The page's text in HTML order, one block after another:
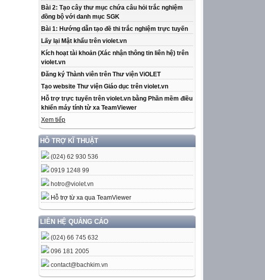
Bài 2: Tạo cây thư mục chứa câu hỏi trắc nghiệm
đồng bộ với danh mục SGK
Bài 1: Hướng dẫn tạo đề thi trắc nghiệm trực tuyến
Lấy lại Mật khẩu trên violet.vn
Kích hoạt tài khoản (Xác nhận thông tin liên hệ) trên
violet.vn
Đăng ký Thành viên trên Thư viện ViOLET
Tạo website Thư viện Giáo dục trên violet.vn
Hỗ trợ trực tuyến trên violet.vn bằng Phần mềm điều
khiển máy tính từ xa TeamViewer
Xem tiếp
HỖ TRỢ KĨ THUẬT
(024) 62 930 536
0919 1248 99
hotro@violet.vn
Hỗ trợ từ xa qua TeamViewer
LIÊN HỆ QUẢNG CÁO
(024) 66 745 632
096 181 2005
contact@bachkim.vn